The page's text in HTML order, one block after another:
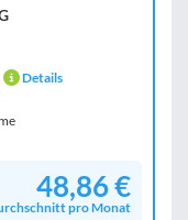
Details
48,86 €
pro Monat